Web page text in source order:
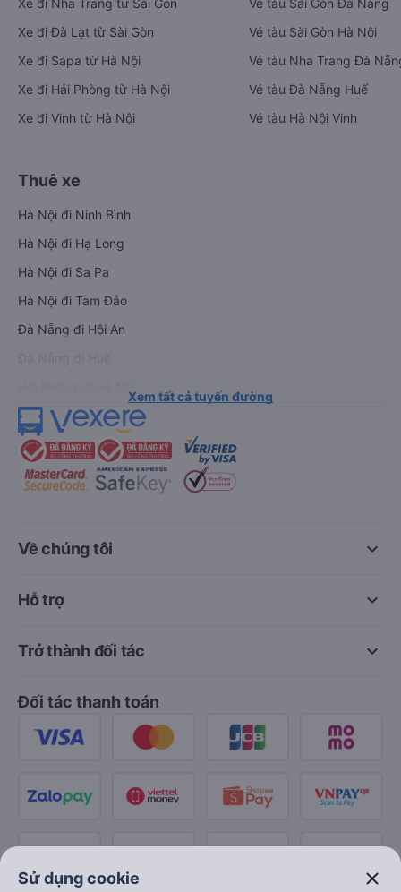
Xe đi Nha Trang từ Sài Gòn
Xe đi Đà Lạt từ Sài Gòn
Xe đi Sapa từ Hà Nội
Xe đi Hải Phòng từ Hà Nội
Xe đi Vinh từ Hà Nội
Vé tàu Sài Gòn Đà Nẵng
Vé tàu Sài Gòn Hà Nội
Vé tàu Nha Trang Đà
Vé tàu Đà Nẵng Huế
Vé tàu Hà Nội Vinh
Thuê xe
Hà Nội đi Ninh Bình
Hà Nội đi Hạ Long
Hà Nội đi Sa Pa
Hà Nội đi Tam Đảo
Đà Nẵng đi Hội An
Xem tất cả tuyến đường
keyboard_arrow_down
Về chúng tôi
keyboard_arrow_down
Hỗ trợ
keyboard_arrow_down
Trở thành đối tác
Đối tác thanh toán
Sử dụng cookie close